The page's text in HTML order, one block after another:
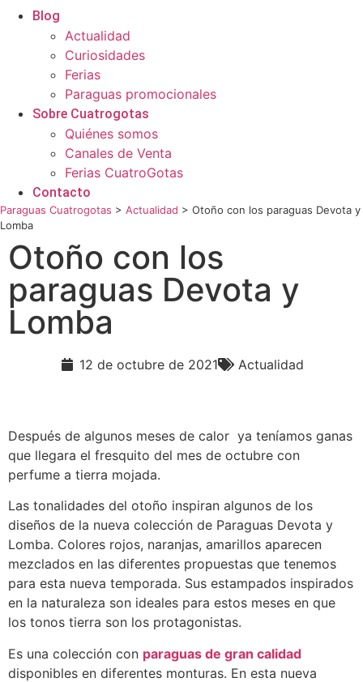
Blog
Actualidad
Curiosidades
Ferias
Paraguas promocionales
Sobre Cuatrogotas
Quiénes somos
Canales de Venta
Ferias CuatroGotas
Contacto
Paraguas Cuatrogotas > Actualidad > Otoño con los paraguas Devota y
Lomba
Otoño con los
paraguas Devota y
Lomba
12 de octubre de 2021 Actualidad
Después de algunos meses de calor ya teníamos ganas
que llegara el fresquito del mes de octubre con
perfume a tierra mojada.
Las tonalidades del otoño inspiran algunos de los
diseños de la nueva colección de Paraguas Devota y
Lomba. Colores rojos, naranjas, amarillos aparecen
mezclados en las diferentes propuestas que tenemos
para esta nueva temporada. Sus estampados inspirados
en la naturaleza son ideales para estos meses en que
los tonos tierra son los protagonistas.
Es una colección con paraguas de gran calidad
disponibles en diferentes monturas. En esta nueva